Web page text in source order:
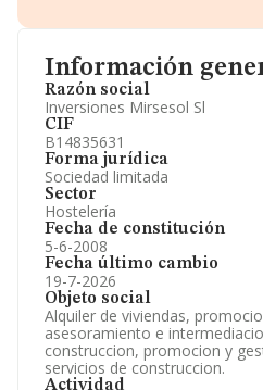
Información
Razón social
Inversiones Mirsesol Sl
CIF
B14835631
Forma jurídica
Sociedad limitada
Sector
Hostelería
Fecha de constitución
5-6-2008
Fecha último cambio
19-7-2026
Objeto social
Alquiler de viviendas,
asesoramiento e
construccion, promocion y
servicios de construccion.
Actividad
Información oficial y